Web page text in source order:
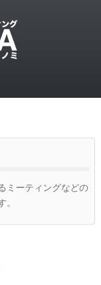
ミーティングなどの
。